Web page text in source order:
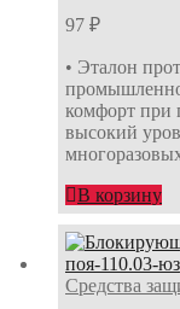
97 ₽
• Эталон
комфорт при
высокий
В корзину
Средства